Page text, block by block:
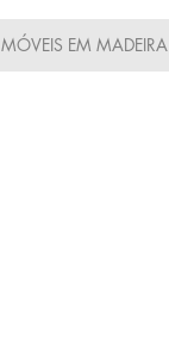
MÓVEIS EM MADEIRA